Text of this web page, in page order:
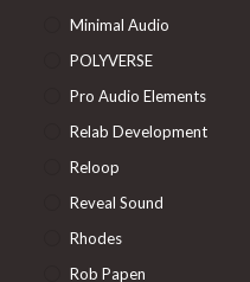
Minimal Audio
POLYVERSE
Pro Audio Elements
Relab Development
Reloop
Reveal Sound
Rhodes
Rob Papen